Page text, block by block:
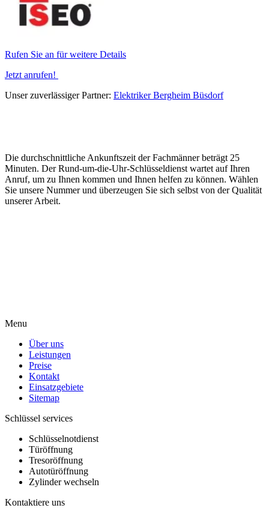
Rufen Sie an für weitere Details
Jetzt anrufen!
Unser zuverlässiger Partner: Elektriker Bergheim Büsdorf
Die durchschnittliche Ankunftszeit der Fachmänner beträgt 25
Minuten. Der Rund-um-die-Uhr-Schlüsseldienst wartet auf Ihren
Anruf, um zu Ihnen kommen und Ihnen helfen zu können. Wählen
Sie unsere Nummer und überzeugen Sie sich selbst von der Qualität
unserer Arbeit.
Menu
Über uns
Leistungen
Preise
Kontakt
Einsatzgebiete
Sitemap
Schlüssel services
Schlüsselnotdienst
Türöffnung
Tresoröffnung
Autotüröffnung
Zylinder wechseln
Kontaktiere uns